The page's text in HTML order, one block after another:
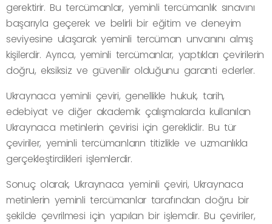
gerektirir. Bu tercümanlar, yeminli tercümanlık sınavını
başarıyla geçerek ve belirli bir eğitim ve deneyim
seviyesine ulaşarak yeminli tercüman unvanını almış
kişilerdir. Ayrıca, yeminli tercümanlar, yaptıkları çevirilerin
doğru, eksiksiz ve güvenilir olduğunu garanti ederler.
Ukraynaca yeminli çeviri, genellikle hukuk, tarih,
edebiyat ve diğer akademik çalışmalarda kullanılan
Ukraynaca metinlerin çevirisi için gereklidir. Bu tür
çeviriler, yeminli tercümanların titizlikle ve uzmanlıkla
gerçekleştirdikleri işlemlerdir.
Sonuç olarak, Ukraynaca yeminli çeviri, Ukraynaca
metinlerin yeminli tercümanlar tarafından doğru bir
şekilde çevrilmesi için yapılan bir işlemdir. Bu çeviriler,